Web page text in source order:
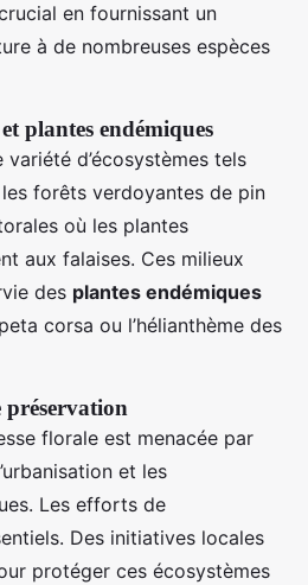
en fournissant un
à de nombreuses espèces
plantes endémiques
d’écosystèmes tels
forêts verdoyantes de pin
où les plantes
aux falaises. Ces milieux
des plantes endémiques
corsa ou l’hélianthème des
préservation
florale est menacée par
et les
Les efforts de
Des initiatives locales
protéger ces écosystèmes